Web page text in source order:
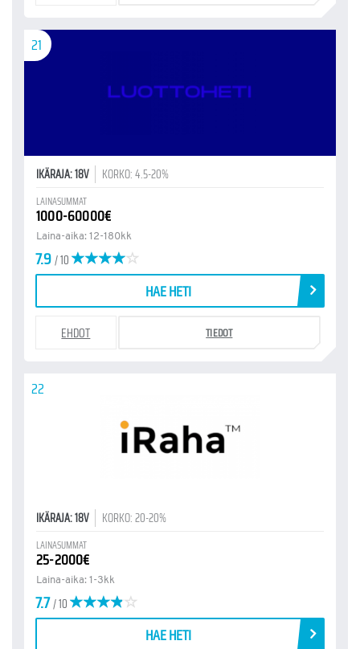
21
IKÄRAJA: 18V KORKO: 4.5-20%
LAINASUMMAT
1000-60000€
Laina-aika: 12-180kk
7.9/ 10
HAE HETI
EHDOT TIEDOT
22
IKÄRAJA: 18V KORKO: 20-20%
LAINASUMMAT
25-2000€
Laina-aika: 1-3kk
7.7/ 10
HAE HETI